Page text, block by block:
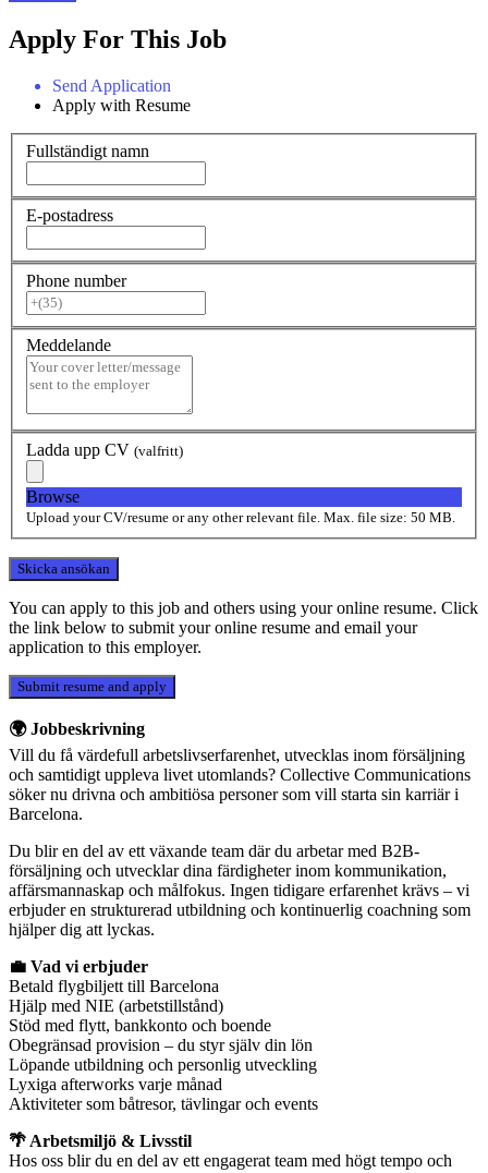
Apply For This Job
Send Application
Apply with Resume
Fullständigt namn
E-postadress
Phone number
Meddelande
Ladda upp CV (valfritt)
Browse
Upload your CV/resume or any other relevant file. Max. file size: 50 MB.
You can apply to this job and others using your online resume. Click
the link below to submit your online resume and email your
application to this employer.
🌍 Jobbeskrivning
Vill du få värdefull arbetslivserfarenhet, utvecklas inom försäljning
och samtidigt uppleva livet utomlands? Collective Communications
söker nu drivna och ambitiösa personer som vill starta sin karriär i
Barcelona.
Du blir en del av ett växande team där du arbetar med B2B-
försäljning och utvecklar dina färdigheter inom kommunikation,
affärsmannaskap och målfokus. Ingen tidigare erfarenhet krävs – vi
erbjuder en strukturerad utbildning och kontinuerlig coachning som
hjälper dig att lyckas.
💼 Vad vi erbjuder
Betald flygbiljett till Barcelona
Hjälp med NIE (arbetstillstånd)
Stöd med flytt, bankkonto och boende
Obegränsad provision – du styr själv din lön
Löpande utbildning och personlig utveckling
Lyxiga afterworks varje månad
Aktiviteter som båtresor, tävlingar och events
🌴 Arbetsmiljö & Livsstil
Hos oss blir du en del av ett engagerat team med högt tempo och